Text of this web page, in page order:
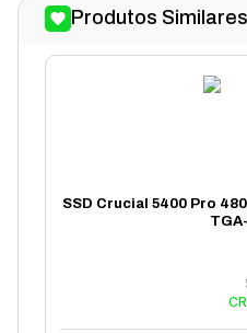
Produtos Similares
SSD Crucial 5400 Pro